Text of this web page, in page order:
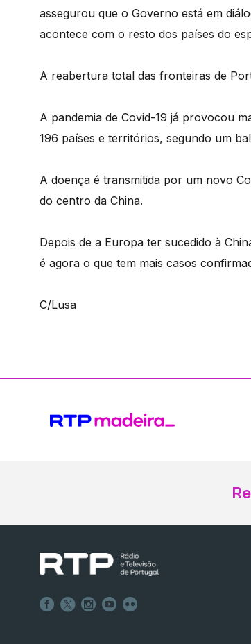
assegurou que o Governo está em
acontece com o resto dos países do
A reabertura total das fronteiras de
A pandemia de Covid-19 já provocou
196 países e territórios, segundo um
A doença é transmitida por um novo
do centro da China.
Depois de a Europa ter sucedido à
é agora o que tem mais casos
C/Lusa